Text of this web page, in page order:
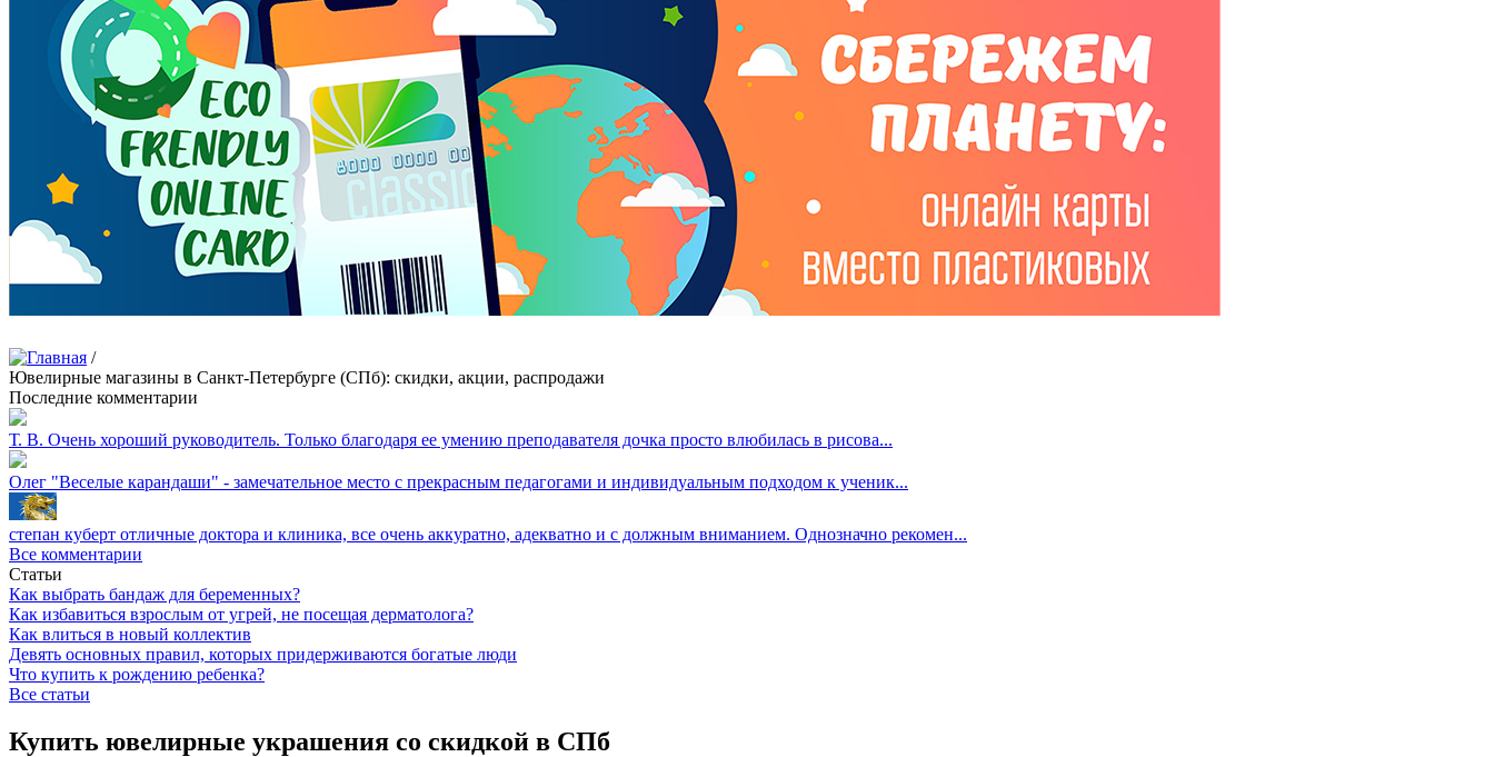
/
Ювелирные магазины в Санкт-Петербурге (СПб): скидки, акции, распродажи
Последние комментарии
Т. В. Очень хороший руководитель. Только благодаря ее умению преподавателя дочка просто влюбилась в рисова...
Олег "Веселые карандаши" - замечательное место с прекрасным педагогами и индивидуальным подходом к ученик...
степан куберт отличные доктора и клиника, все очень аккуратно, адекватно и с должным вниманием. Однозначно рекомен...
Все комментарии
Статьи
Как выбрать бандаж для беременных?
Как избавиться взрослым от угрей, не посещая дерматолога?
Как влиться в новый коллектив
Девять основных правил, которых придерживаются богатые люди
Что купить к рождению ребенка?
Все статьи
Купить ювелирные украшения со скидкой в СПб